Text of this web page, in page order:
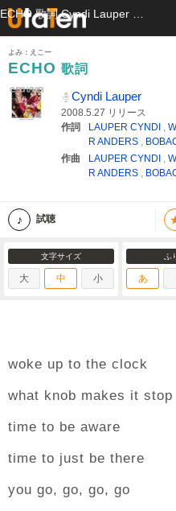
よみ：えこー
ECHO 歌詞
Cyndi Lauper
2008.5.27 リリース
作詞
LAUPER CYNDI ,
R ANDERS ,
作曲
LAUPER CYNDI ,
R ANDERS ,
試聴
文字サイズ
大 中 小
ふ
あ
woke up to the clock
what knob makes it stop
time to be aware
time to just be there
you go, go, go, go